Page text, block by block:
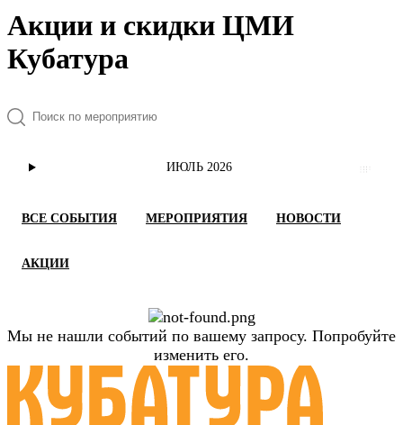
Акции и скидки ЦМИ
Кубатура
ИЮЛЬ 2026
ВСЕ СОБЫТИЯ МЕРОПРИЯТИЯ НОВОСТИ
АКЦИИ
Мы не нашли событий по вашему запросу. Попробуйте
изменить его.